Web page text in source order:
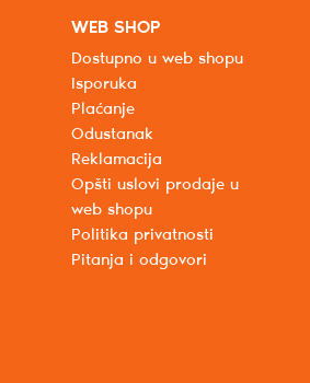
WEB SHOP
Dostupno u web shopu
Isporuka
Plaćanje
Odustanak
Reklamacija
Opšti uslovi prodaje u
web shopu
Politika privatnosti
Pitanja i odgovori